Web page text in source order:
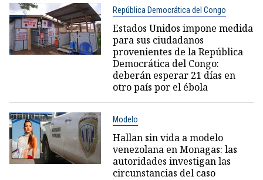
República Democrática del Congo
Estados Unidos impone medida
para sus ciudadanos
provenientes de la República
Democrática del Congo:
deberán esperar 21 días en
otro país por el ébola
Modelo
Hallan sin vida a modelo
venezolana en Monagas: las
autoridades investigan las
circunstancias del caso